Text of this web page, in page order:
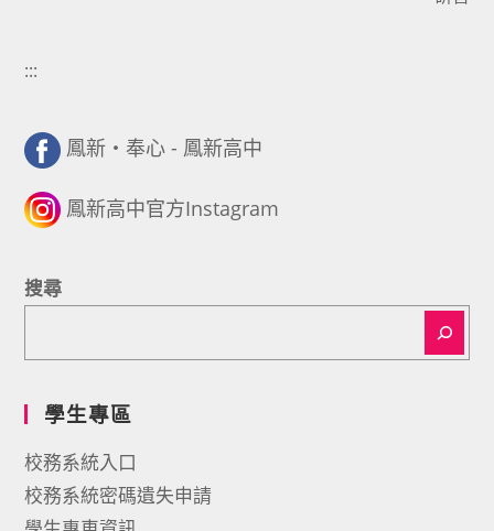
:::
鳳新・奉心 - 鳳新高中
鳳新高中官方Instagram
搜尋
學生專區
校務系統入口
校務系統密碼遺失申請